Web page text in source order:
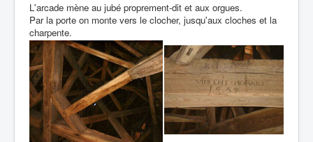
L'arcade mène au jubé proprement-dit et aux orgues.
Par la porte on monte vers le clocher, jusqu'aux cloches et la
charpente.